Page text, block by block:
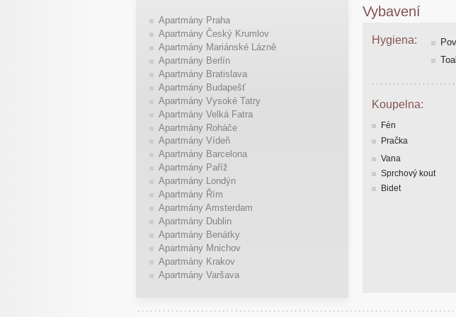
Vybavení
Hygiena:
Koupelna:
Fén
Pračka
Vana
Sprchový kout
Bidet
Apartmány Praha
Apartmány Český Krumlov
Apartmány Mariánské Lázně
Apartmány Berlín
Apartmány Bratislava
Apartmány Budapešť
Apartmány Vysoké Tatry
Apartmány Velká Fatra
Apartmány Roháče
Apartmány Vídeň
Apartmány Barcelona
Apartmány Paříž
Apartmány Londýn
Apartmány Řím
Apartmány Amsterdam
Apartmány Dublin
Apartmány Benátky
Apartmány Mnichov
Apartmány Krakov
Apartmány Varšava